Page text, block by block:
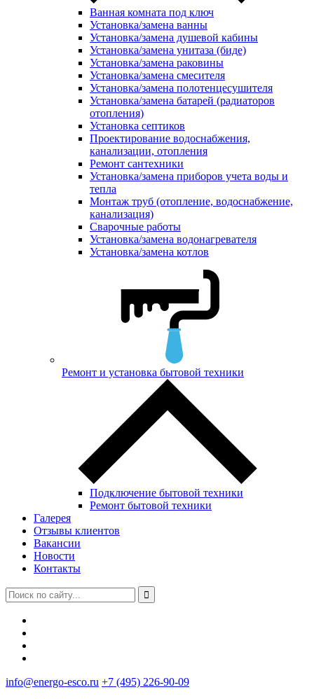
Ванная комната под ключ
Установка/замена ванны
Установка/замена душевой кабины
Установка/замена унитаза (биде)
Установка/замена раковины
Установка/замена смесителя
Установка/замена полотенцесушителя
Установка/замена батарей (радиаторов
отопления)
Установка септиков
Проектирование водоснабжения,
канализации, отопления
Ремонт сантехники
Установка/замена приборов учета воды и
тепла
Монтаж труб (отопление, водоснабжение,
канализация)
Сварочные работы
Установка/замена водонагревателя
Установка/замена котлов
Ремонт и установка бытовой техники
Подключение бытовой техники
Ремонт бытовой техники
Галерея
Отзывы клиентов
Вакансии
Новости
Контакты
info@energo-esco.ru +7 (495) 226-90-09